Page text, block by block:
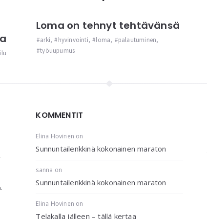
Loma on tehnyt tehtävänsä
arki, hyvinvointi, loma, palautuminen,
työuupumus
KOMMENTIT
Elina Hovinen on
Sunnuntailenkkinä kokonainen maraton
sanna on
Sunnuntailenkkinä kokonainen maraton
Elina Hovinen on
Telakalla jälleen – tällä kertaa